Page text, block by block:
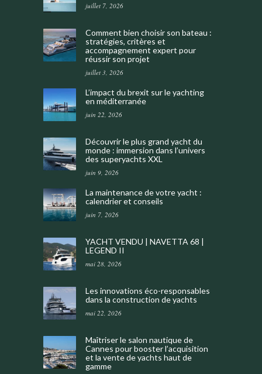
juillet 7, 2026
Comment bien choisir son bateau :
stratégies, critères et
accompagnement expert pour
réussir son projet
juillet 3, 2026
L’impact du brexit sur le yachting
en méditerranée
juin 22, 2026
Découvrir le plus grand yacht du
monde : immersion dans l’univers
des superyachts XXL
juin 9, 2026
La maintenance de votre yacht :
calendrier et conseils
juin 7, 2026
YACHT VENDU | NAVETTA 68 |
LEGEND II
mai 28, 2026
Les innovations éco-responsables
dans la construction de yachts
mai 22, 2026
Maîtriser le salon nautique de
Cannes pour booster l’acquisition
et la vente de yachts haut de
gamme